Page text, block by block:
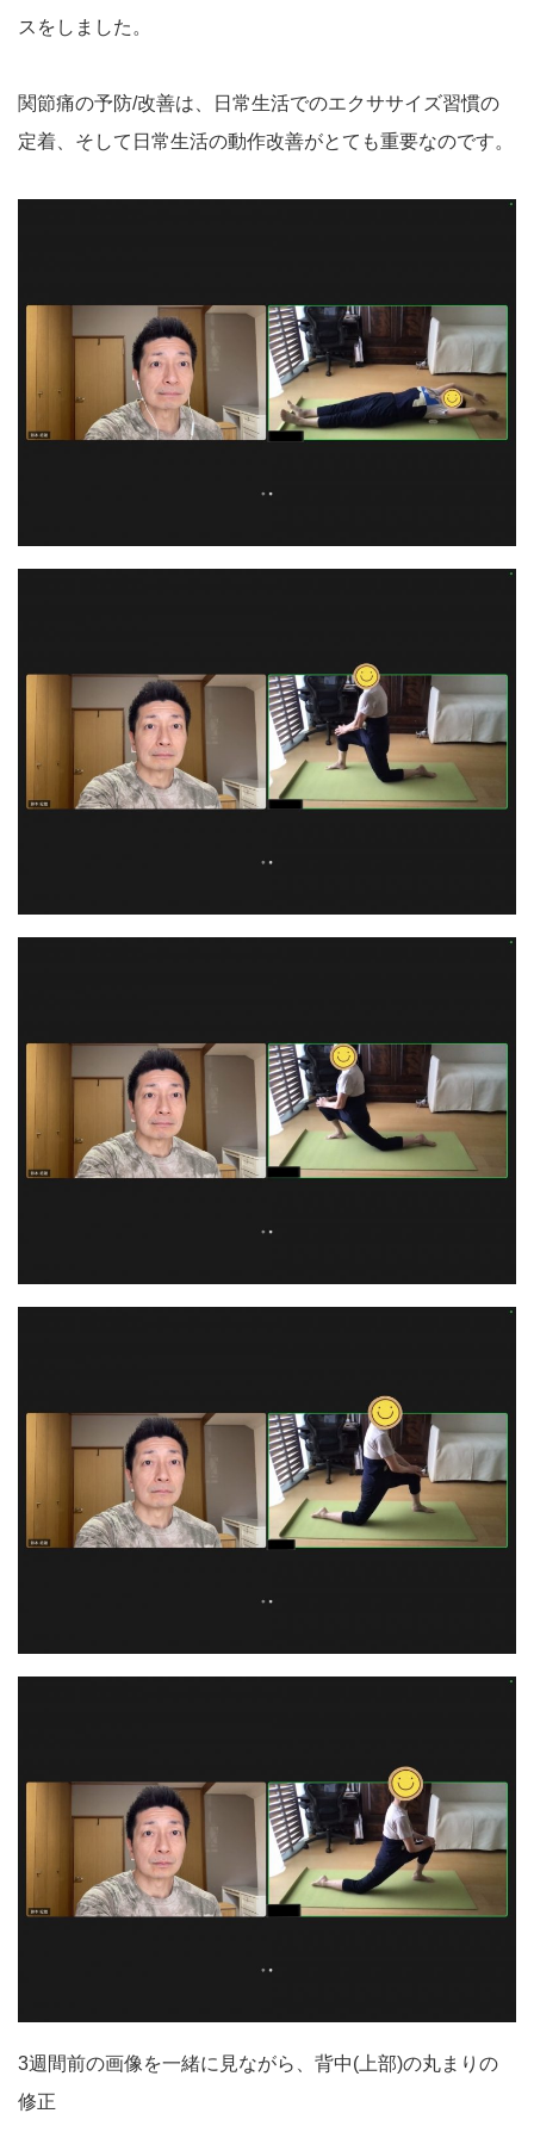
スをしました。
関節痛の予防/改善は、日常生活でのエクササイズ習慣の
定着、そして日常生活の動作改善がとても重要なのです。
3週間前の画像を一緒に見ながら、背中(上部)の丸まりの
修正